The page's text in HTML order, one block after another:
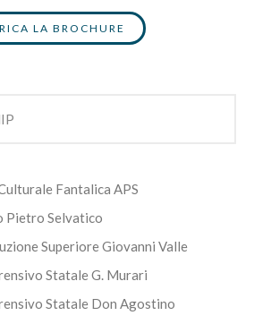
LA BROCHURE
Fantalica APS
Pietro Selvatico
Superiore Giovanni Valle
Statale G. Murari
Statale Don Agostino